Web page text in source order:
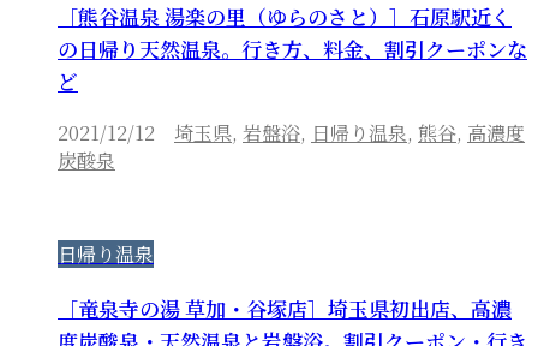
［熊谷温泉 湯楽の里（ゆらのさと）］石原駅近く
の日帰り天然温泉。行き方、料金、割引クーポンな
ど
2021/12/12 埼玉県, 岩盤浴, 日帰り温泉, 熊谷, 高濃度
炭酸泉
日帰り温泉
［竜泉寺の湯 草加・谷塚店］埼玉県初出店、高濃